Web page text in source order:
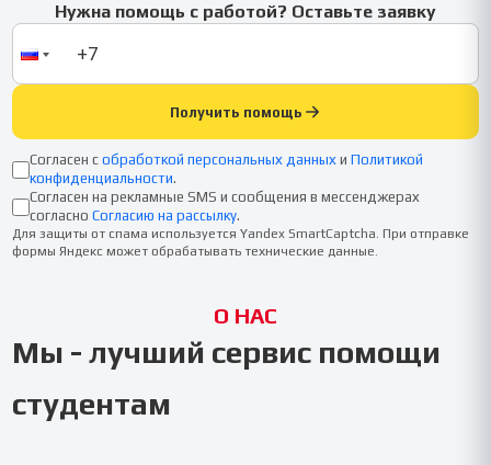
Нужна помощь с работой? Оставьте заявку
Получить помощь
Согласен с обработкой персональных данных и Политикой
конфиденциальности.
Согласен на рекламные SMS и сообщения в мессенджерах
согласно Согласию на рассылку.
Для защиты от спама используется Yandex SmartCaptcha. При отправке
формы Яндекс может обрабатывать технические данные.
О НАС
Мы - лучший сервис помощи
студентам